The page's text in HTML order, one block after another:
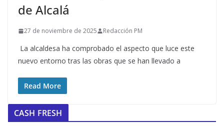
de Alcalá
27 de noviembre de 2025 Redacción PM
​ La alcaldesa ha comprobado el aspecto que luce este
nuevo entorno tras las obras que se han llevado a
Read More
CASH FRESH